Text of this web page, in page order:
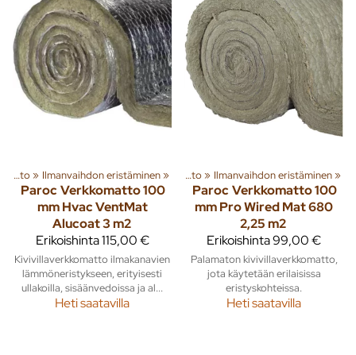
Ilmanvaihto‪» Ilmanvaihdon eristäminen‪»
Paroc Verkkomatto 100
mm Hvac VentMat
Alucoat 3 m2
Erikoishinta115,00 €
Kivivillaverkkomatto ilmakanavien
lämmöneristykseen, erityisesti
ullakoilla, sisäänvedoissa ja al...
Heti saatavilla
ja tuotteita‪»Rakenna‪» Ilmanvaihto‪» Ilmanvaihdon eristäminen‪»
Paroc Verkkomatto 100
mm Pro Wired Mat 680
2,25 m2
Erikoishinta99,00 €
Palamaton kivivillaverkkomatto,
jota käytetään erilaisissa
eristyskohteissa.
Heti saatavilla